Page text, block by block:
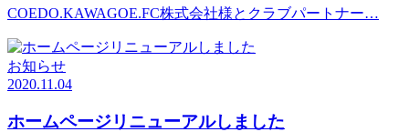
COEDO.KAWAGOE.FC株式会社様とクラブパートナー…
お知らせ
2020.11.04
ホームページリニューアルしました